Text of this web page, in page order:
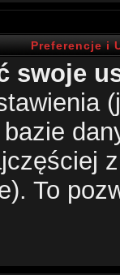
Preferencje i
swoje
To